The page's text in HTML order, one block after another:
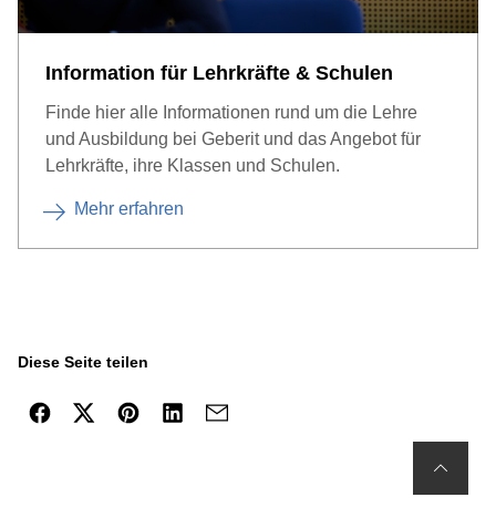
Information für Lehrkräfte & Schulen
Finde hier alle Informationen rund um die Lehre
und Ausbildung bei Geberit und das Angebot für
Lehrkräfte, ihre Klassen und Schulen.
Mehr erfahren
Diese Seite teilen